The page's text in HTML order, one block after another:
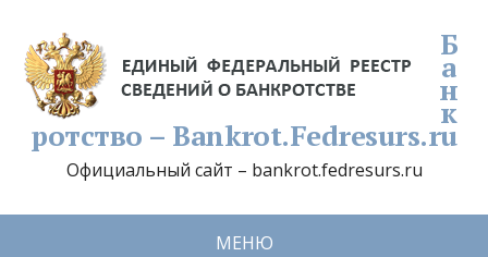
Б
а
н
к
ротство – Bankrot.Fedresurs.ru
Официальный сайт – bankrot.fedresurs.ru
МЕНЮ